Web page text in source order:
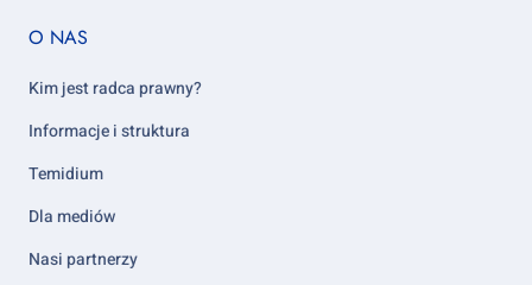
Footer
5
O NAS
Kim jest radca prawny?
Informacje i struktura
Temidium
Dla mediów
Nasi partnerzy